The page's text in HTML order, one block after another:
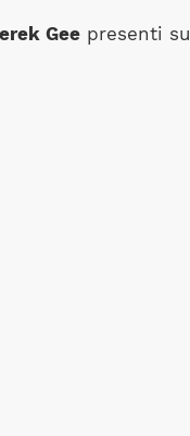
Gee presenti su